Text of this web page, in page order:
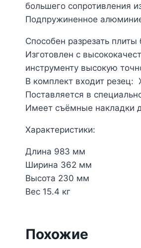
большего сопротивления
Подпружиненное
Способен разрезать
Изготовлен с
инструменту высокую
В комплект входит резец:
Поставляется в
Имеет съёмные накладки
Характеристики:
Длина 983 мм
Ширина 362 мм
Высота 230 мм
Вес 15.4 кг
Похожие